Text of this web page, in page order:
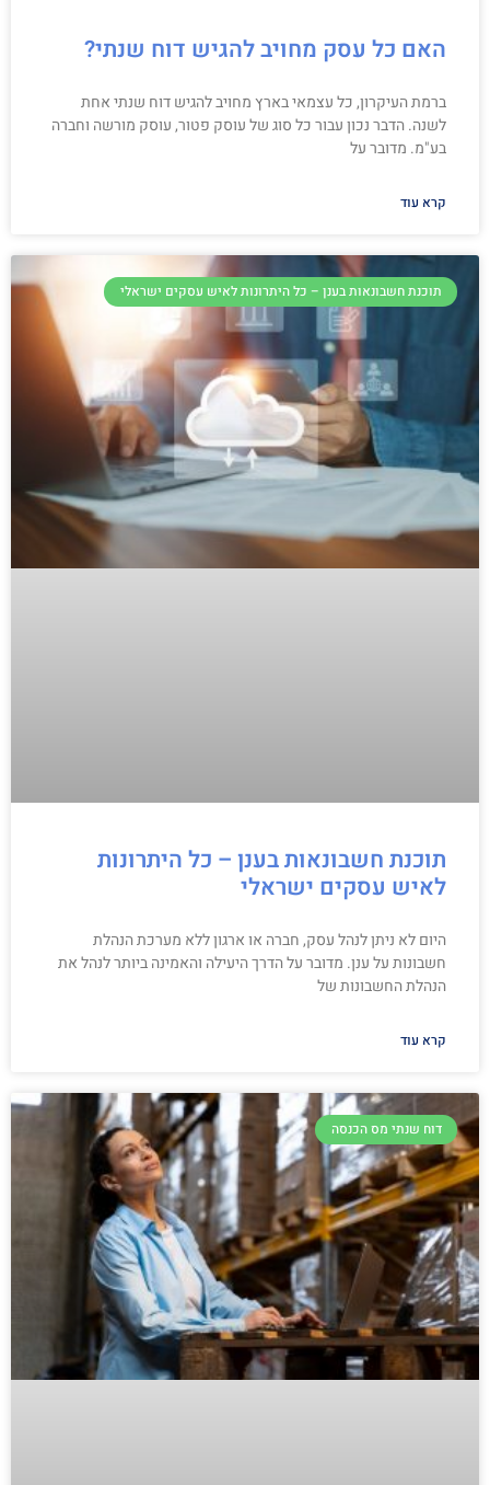
האם כל עסק מחויב להגיש דוח שנתי?
ברמת העיקרון, כל עצמאי בארץ מחויב להגיש דוח שנתי אחת
לשנה. הדבר נכון עבור כל סוג של עוסק פטור, עוסק מורשה וחברה
בע"מ. מדובר על
קרא עוד
תוכנת חשבונאות בענן – כל היתרונות לאיש עסקים ישראלי
תוכנת חשבונאות בענן – כל היתרונות
לאיש עסקים ישראלי
היום לא ניתן לנהל עסק, חברה או ארגון ללא מערכת הנהלת
חשבונות על ענן. מדובר על הדרך היעילה והאמינה ביותר לנהל את
הנהלת החשבונות של
קרא עוד
דוח שנתי מס הכנסה